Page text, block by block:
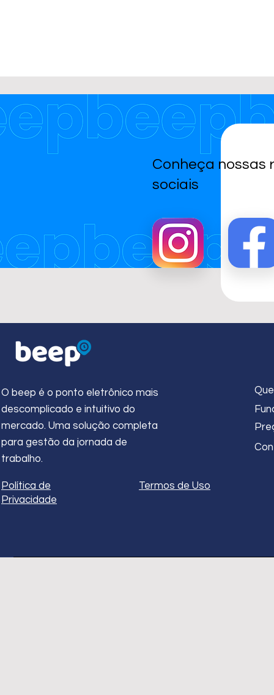
Conheça nossas
sociais
O beep é o ponto eletrônico mais
descomplicado e intuitivo do
mercado. Uma solução completa
para gestão da jornada de
trabalho.
Política de
Privacidade
Termos de Uso